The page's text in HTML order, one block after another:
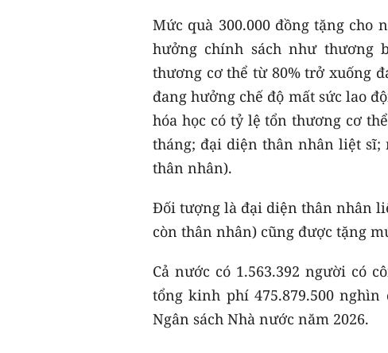
Mức quà 300.000 đồng tặng
hưởng chính sách như
thương cơ thể từ 80% trở xuống
đang hưởng chế độ mất sức lao
hóa học có tỷ lệ tổn thương cơ
tháng; đại diện thân nhân liệt
thân nhân).
Đối tượng là đại diện thân nhân
còn thân nhân) cũng được tặng
Cả nước có 1.563.392 người có
tổng kinh phí 475.879.500
Ngân sách Nhà nước năm 2026.